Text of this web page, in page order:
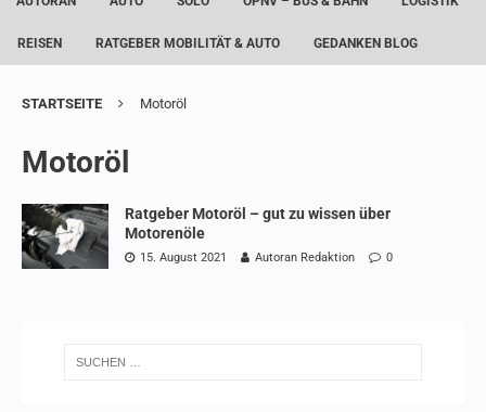
REISEN RATGEBER MOBILITÄT & AUTO GEDANKEN BLOG
STARTSEITE Motoröl
Motoröl
Ratgeber Motoröl – gut zu wissen über
Motorenöle
15. August 2021 Autoran Redaktion 0